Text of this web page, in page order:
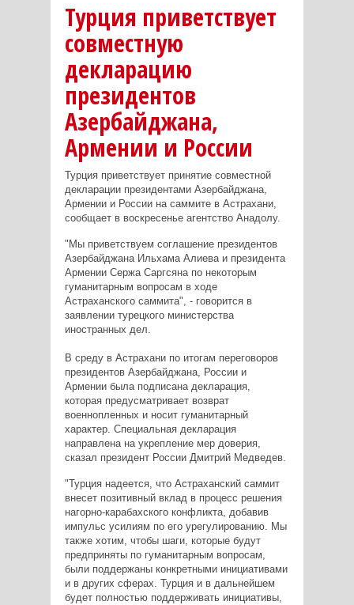
Турция приветствует
совместную
декларацию
президентов
Азербайджана,
Армении и России
Турция приветствует принятие совместной
декларации президентами Азербайджана,
Армении и России на саммите в Астрахани,
сообщает в воскресенье агентство Анадолу.
"Мы приветствуем соглашение президентов
Азербайджана Ильхама Алиева и президента
Армении Сержа Саргсяна по некоторым
гуманитарным вопросам в ходе
Астраханского саммита", - говорится в
заявлении турецкого министерства
иностранных дел.
В среду в Астрахани по итогам переговоров
президентов Азербайджана, России и
Армении была подписана декларация,
которая предусматривает возврат
военнопленных и носит гуманитарный
характер. Специальная декларация
направлена на укрепление мер доверия,
сказал президент России Дмитрий Медведев.
"Турция надеется, что Астраханский саммит
внесет позитивный вклад в процесс решения
нагорно-карабахского конфликта, добавив
импульс усилиям по его урегулированию. Мы
также хотим, чтобы шаги, которые будут
предприняты по гуманитарным вопросам,
были поддержаны конкретными инициативами
и в других сферах. Турция и в дальнейшем
будет полностью поддерживать инициативы,